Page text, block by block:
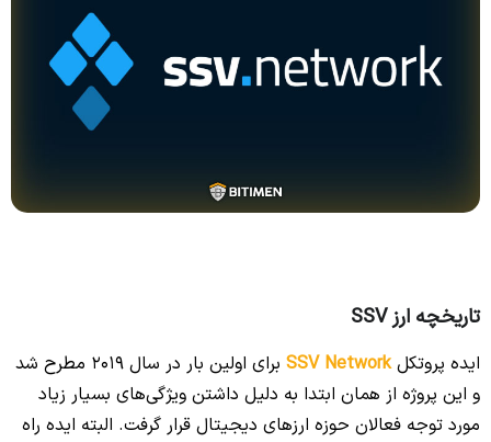
تاریخچه ارز SSV
ایده پروتکلSSV Network
برای اولین بار در سال 2019 مطرح شد
و این پروژه از همان ابتدا به دلیل داشتن ویژگی‌های بسیار زیاد
مورد توجه فعالان حوزه ارزهای دیجیتال قرار گرفت. البته ایده راه